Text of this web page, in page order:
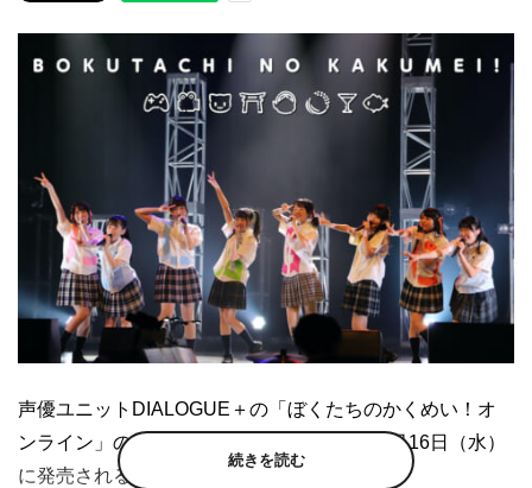
声優ユニットDIALOGUE＋の「ぼくたちのかくめい！オ
ンライン」の完全版ブルーレイディスクが9月16日（水）
に発売されることが決定した。
続きを読む